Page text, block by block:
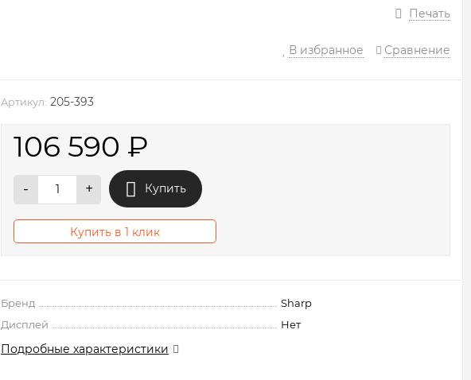
Печать
В избранное Сравнение
Артикул: 205-393
106 590 ₽
- + Купить
Купить в 1 клик
Бренд
Sharp
Дисплей
Нет
Подробные характеристики